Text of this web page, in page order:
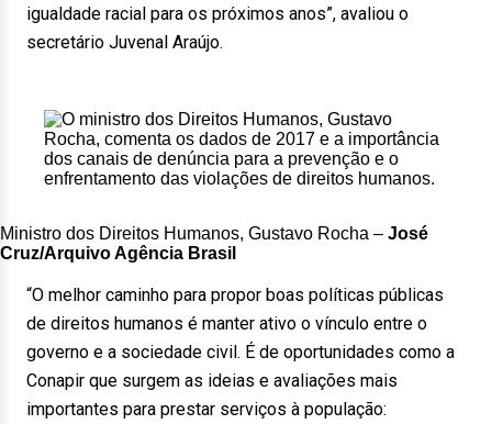
igualdade racial para os próximos anos”, avaliou o
secretário Juvenal Araújo.
Ministro dos Direitos Humanos, Gustavo Rocha – José
Cruz/Arquivo Agência Brasil
“O melhor caminho para propor boas políticas públicas
de direitos humanos é manter ativo o vínculo entre o
governo e a sociedade civil. É de oportunidades como a
Conapir que surgem as ideias e avaliações mais
importantes para prestar serviços à população: